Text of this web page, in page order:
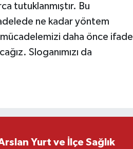
tutuklanmıştır. Bu
ne kadar yöntem
daha önce ifade
Sloganımızı da
Yurt ve İlçe Sağlık